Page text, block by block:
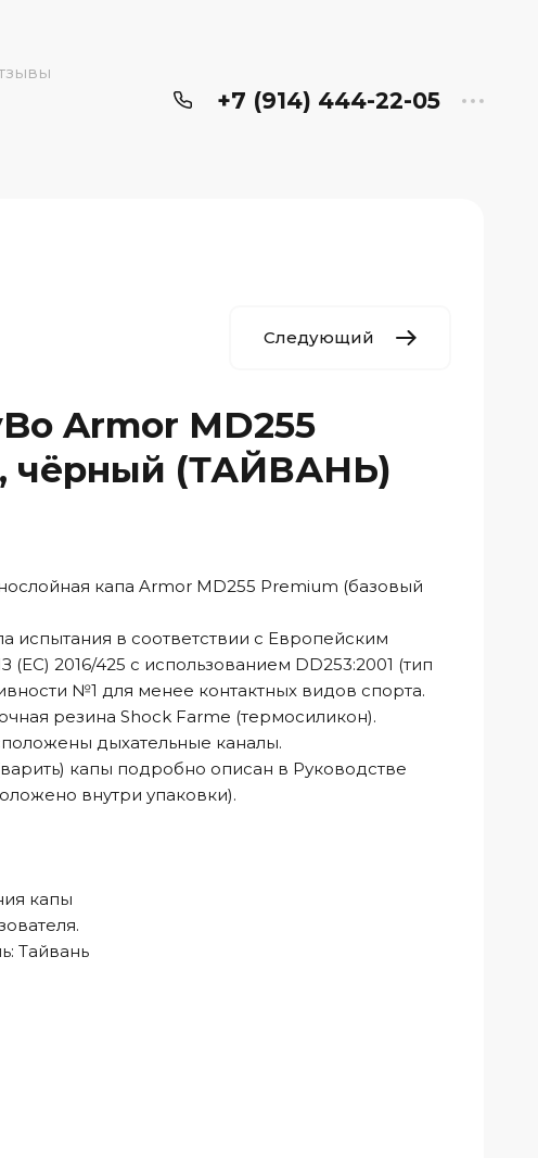
+7 (914) 444-22-05
Следующий
Armor MD255
чёрный (ТАЙВАНЬ)
капа Armor MD255 Premium (базовый
испытания в соответствии с Европейским
2016/425 с использованием DD253:2001 (тип
№1 для менее контактных видов спорта.
резина Shock Farme (термосиликон).
дыхательные каналы.
капы подробно описан в Руководстве
внутри упаковки).
капы
Тайвань